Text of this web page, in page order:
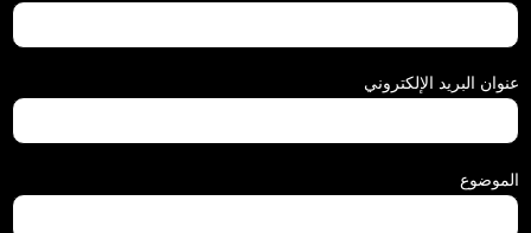
عنوان البريد الإلكتروني
الموضوع